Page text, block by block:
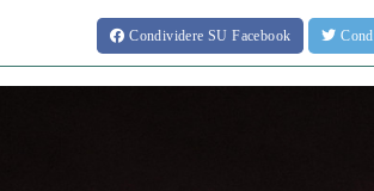
Condividere SU Facebook